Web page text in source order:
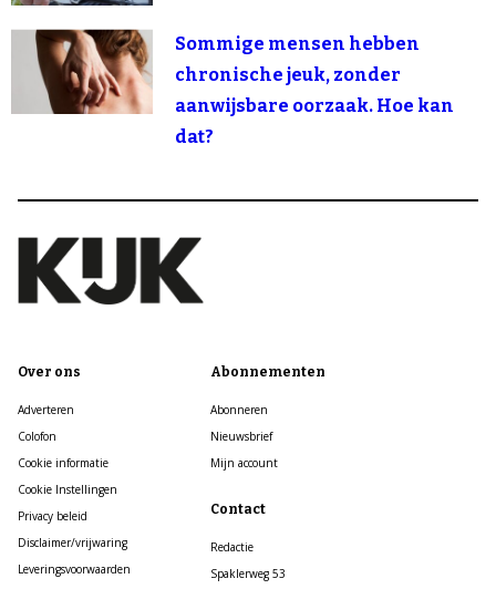
Sommige mensen hebben
chronische jeuk, zonder
aanwijsbare oorzaak. Hoe kan
dat?
Over ons
Adverteren
Colofon
Cookie informatie
Cookie Instellingen
Privacy beleid
Disclaimer/vrijwaring
Leveringsvoorwaarden
Abonnementen
Abonneren
Nieuwsbrief
Mijn account
Contact
Redactie
Spaklerweg 53